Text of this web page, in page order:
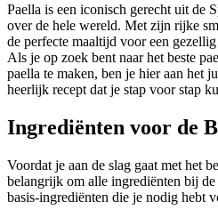
Paella is een iconisch gerecht uit de
over de hele wereld. Met zijn rijke
de perfecte maaltijd voor een
Als je op zoek bent naar het beste
paella te maken, ben je hier aan het
heerlijk recept dat je stap voor stap
Ingrediënten voor de
Voordat je aan de slag gaat met het
belangrijk om alle ingrediënten bij
basis-ingrediënten die je nodig hebt